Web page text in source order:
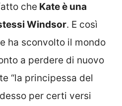
che Kate è una
Windsor. E così
ha sconvolto il mondo
a perdere di nuovo
“la principessa del
per certi versi